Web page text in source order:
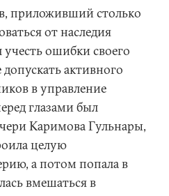
приложивший столько
от наследия
ошибки своего
активного
в управление
глазами был
Каримова Гульнары,
целую
а потом попала в
вмешаться в